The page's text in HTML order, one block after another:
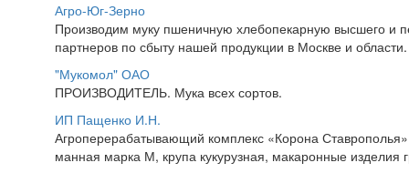
Агро-Юг-Зерно
Производим муку пшеничную хлебопекарную высшего и
партнеров по сбыту нашей продукции в Москве и
"Мукомол" ОАО
ПРОИЗВОДИТЕЛЬ. Мука всех сортов.
ИП Пащенко И.Н.
Агроперерабатывающий комплекс «Корона
манная марка М, крупа кукурузная, макаронные изделия